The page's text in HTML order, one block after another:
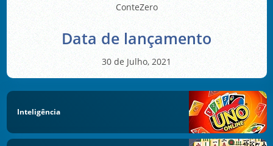
ConteZero
Data de lançamento
30 de Julho, 2021
Inteligência